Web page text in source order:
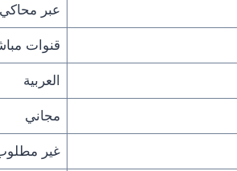
عبر محاكي
قنوات
العربية
مجاني
غير